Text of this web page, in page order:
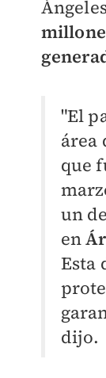
"El
área
que
un
en
Esta
dijo.